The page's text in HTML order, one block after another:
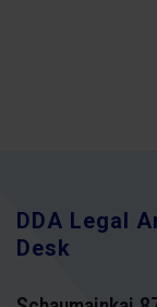
DDA Legal
Desk